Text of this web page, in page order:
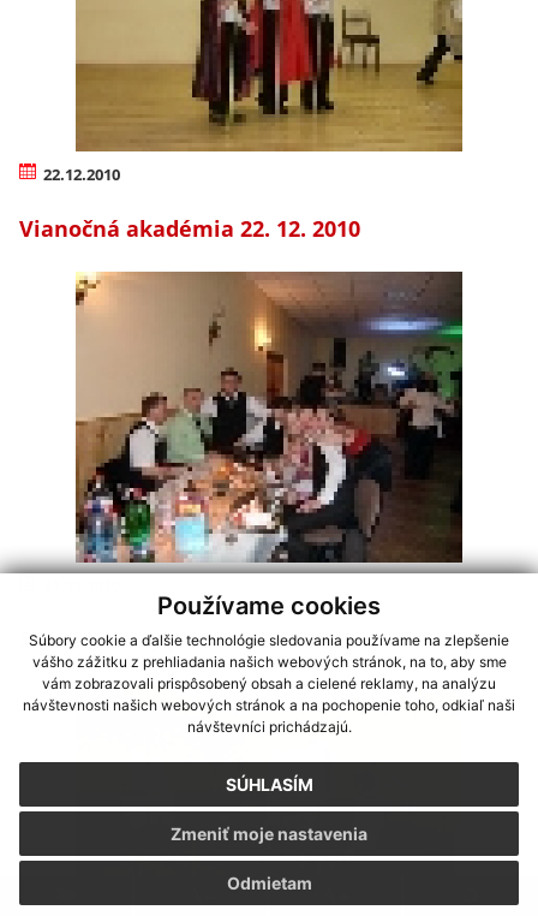
Používame cookies
Súbory cookie a ďalšie technológie sledovania používame na zlepšenie
vášho zážitku z prehliadania našich webových stránok, na to, aby sme
vám zobrazovali prispôsobený obsah a cielené reklamy, na analýzu
návštevnosti našich webových stránok a na pochopenie toho, odkiaľ naši
návštevníci prichádzajú.
SÚHLASÍM
Odmietam
Zmeniť moje nastavenia
22.12.2010
Vianočná akadémia 22. 12. 2010
Silvestrovský ples 31.12.2010